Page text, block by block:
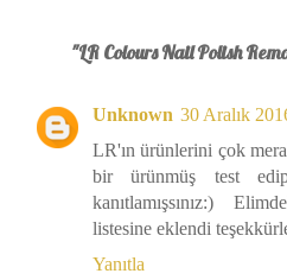
"LR Colours Nail Polish
Unknown 30 Aralık
LR'ın ürünlerini çok
bir ürünmüş test
kanıtlamışsınız:)
listesine eklendi
Yanıtla